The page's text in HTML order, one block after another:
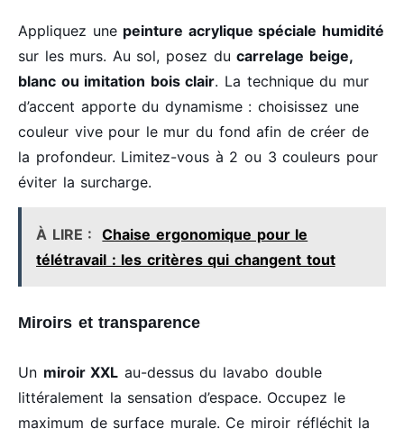
Appliquez une peinture acrylique spéciale humidité
sur les murs. Au sol, posez ducarrelage beige,
blanc ou imitation bois clair. La technique du mur
d’accent apporte du dynamisme : choisissez une
couleur vive pour le mur du fond afin de créer de
la profondeur. Limitez-vous à 2 ou 3 couleurs pour
éviter la surcharge.
À LIRE :
Chaise ergonomique pour le
télétravail : les critères qui changent tout
Miroirs et transparence
Un miroir XXL au-dessus du lavabo double
littéralement la sensation d’espace. Occupez le
maximum de surface murale. Ce miroir réfléchit la